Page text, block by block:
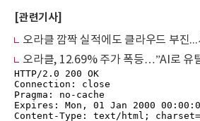
[관련기사]
오라클, 12.69% 주가 폭등…”AI로 유